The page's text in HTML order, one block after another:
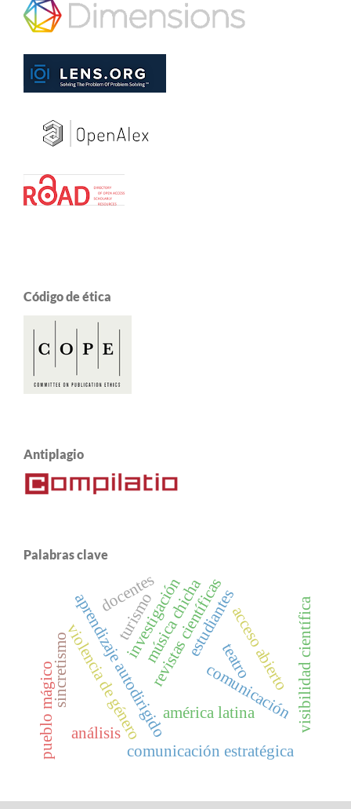
Código de ética
Antiplagio
Palabras clave
aprendizaje autodirigido estudiantes
investigación
comunicación
comunicación estratégica
teatro
violencia de génerorevistas científicasacceso abierto visibilidad científica
análisis
música chicha
sincretismo
pueblo mágico
turismo
américa latina
docentes